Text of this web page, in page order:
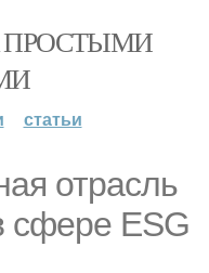
ПРОСТЫМИ
статьи
отрасль
сфере ESG